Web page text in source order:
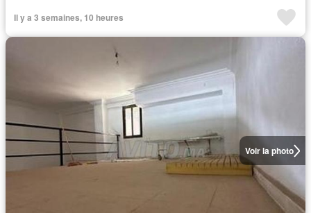
Il y a 3 semaines, 10 heures
Voir la photo